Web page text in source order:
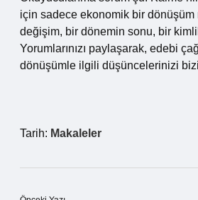
için sadece ekonomik bir dönüşüm
değişim, bir dönemin sonu, bir
Yorumlarınızı paylaşarak, edebi
dönüşümle ilgili düşüncelerinizi
Tarih: Makaleler